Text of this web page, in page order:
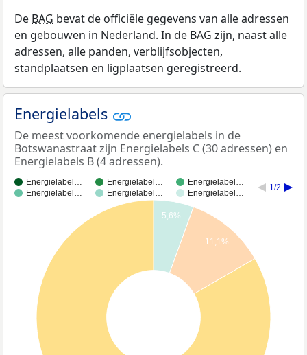
De BAG bevat de officiële gegevens van alle adressen
en gebouwen in Nederland. In de BAG zijn, naast alle
adressen, alle panden, verblijfsobjecten,
standplaatsen en ligplaatsen geregistreerd.
Energielabels
De meest voorkomende energielabels in de
Botswanastraat zijn Energielabels C (30 adressen) en
Energielabels B (4 adressen).
Energielabel… Energielabel…
Energielabel…
Energielabel…
Energielabel… Energielabel…
1/2
5,6%
11,1%